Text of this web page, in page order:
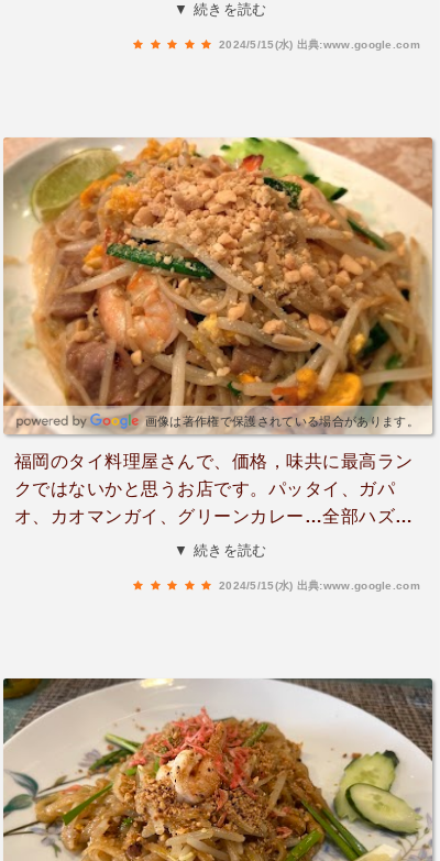
▼ 続きを読む
2024/5/15(水) 出典:www.google.com
画像は著作権で保護されている場合があります。
福岡のタイ料理屋さんで、価格，味共に最高ラン
クではないかと思うお店です。パッタイ、ガパ
オ、カオマンガイ、グリーンカレー…全部ハズレ
無しです。中でもおすすめなのが夜限定メニュー
す。味も素晴らしかったです。ココナッツミルク
の甘味と、カレースパイスの複雑な辛味と香り、
鶏ひき肉のコクと旨味。スープまで完食できま
す。揚げ麺が最初はサクサクしているのが、スー
プを吸ってだんだんシナっとなるのも食感が変わ
って面白いです。ランチ時はもちろん、ディナー
時も満席なことが多いです。お店のタイ人の方も
▼ 続きを読む
2024/5/15(水) 出典:www.google.com